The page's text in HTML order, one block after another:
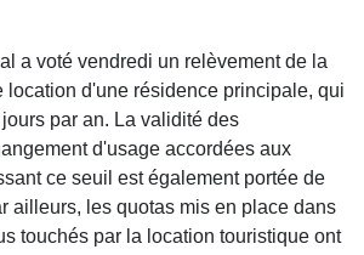
a voté vendredi un relèvement de la
location d'une résidence principale, qui
par an. La validité des
d'usage accordées aux
ce seuil est également portée de
ailleurs, les quotas mis en place dans
touchés par la location touristique ont